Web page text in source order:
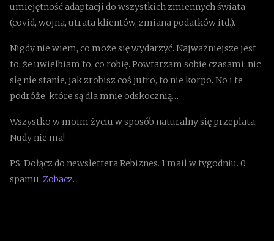
umiejętność adaptacji do wszystkich zmiennych świata
(covid, wojna, utrata klientów, zmiana podatków itd.).
Nigdy nie wiem, co może się wydarzyć. Najważniejsze jest
to, że uwielbiam to, co robię. Powtarzam sobie czasami: nic
się nie stanie, jak zrobisz coś jutro, to nie korpo. No i te
podróże, które są dla mnie odskocznią…
Wszystko w moim życiu w sposób naturalny się przeplata.
Nudy nie ma!
PS. Dołącz do newslettera Rebiznes. 1 mail w tygodniu. 0
spamu. Zobacz.